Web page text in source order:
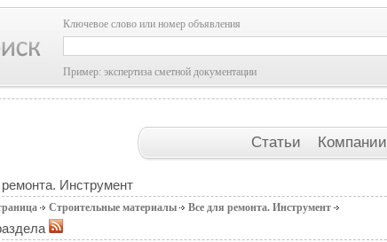
Ключевое слово или номер объявления
Пример: экспертиза сметной документации
Статьи Компании
Инструмент
Строительные материалы Все для ремонта. Инструмент